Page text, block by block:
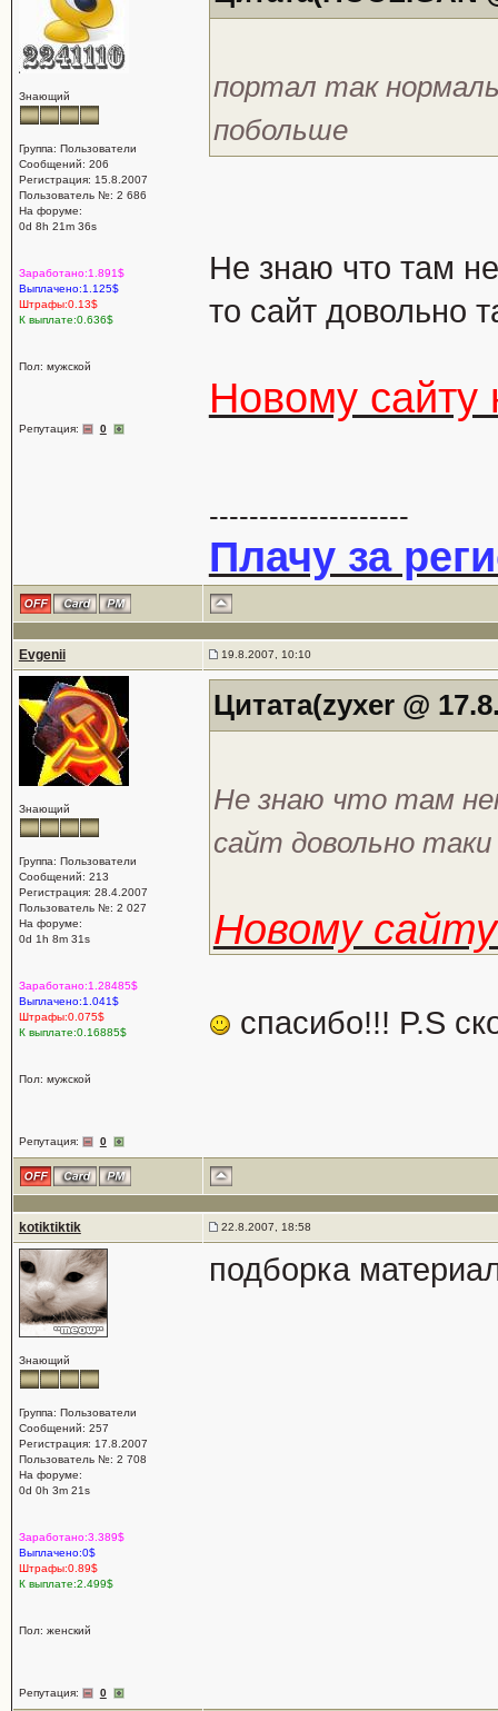
Знающий
Группа: Пользователи
Сообщений: 206
Регистрация: 15.8.2007
Пользователь №: 2 686
На форуме:
0d 8h 21m 36s
Заработано:1.891$
Выплачено:1.125$
Штрафы:0.13$
К выплате:0.636$
Пол: мужской
Репутация: 0
портал так
побольше
Не знаю что там
то сайт довольно
Новому
--------------------
Плачу за
Evgenii 19.8.2007, 10:10
Знающий
Группа: Пользователи
Сообщений: 213
Регистрация: 28.4.2007
Пользователь №: 2 027
На форуме:
0d 1h 8m 31s
Заработано:1.28485$
Выплачено:1.041$
Штрафы:0.075$
К выплате:0.16885$
Пол: мужской
Репутация: 0
Цитата(zyxer @
Не знаю что там
сайт довольно
Новому
спасибо!!! P.S
kotiktiktik 22.8.2007, 18:58
Знающий
Группа: Пользователи
Сообщений: 257
Регистрация: 17.8.2007
Пользователь №: 2 708
На форуме:
0d 0h 3m 21s
Заработано:3.389$
Выплачено:0$
Штрафы:0.89$
К выплате:2.499$
Пол: женский
Репутация: 0
подборка